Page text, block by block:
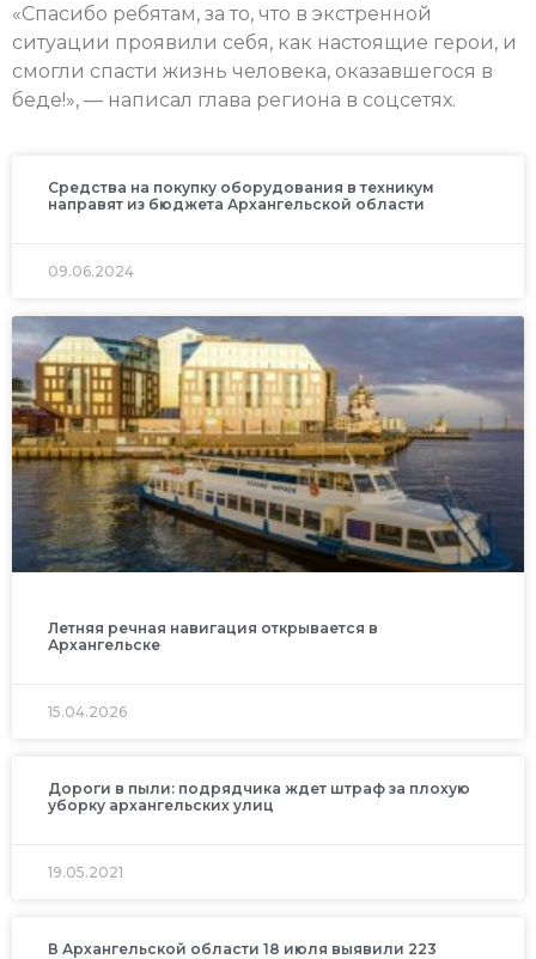
«Спасибо ребятам, за то, что в экстренной
ситуации проявили себя, как настоящие герои, и
смогли спасти жизнь человека, оказавшегося в
беде!», — написал глава региона в соцсетях.
Средства на покупку оборудования в техникум
направят из бюджета Архангельской области
09.06.2024
Летняя речная навигация открывается в
Архангельске
15.04.2026
Дороги в пыли: подрядчика ждет штраф за плохую
уборку архангельских улиц
19.05.2021
В Архангельской области 18 июля выявили 223